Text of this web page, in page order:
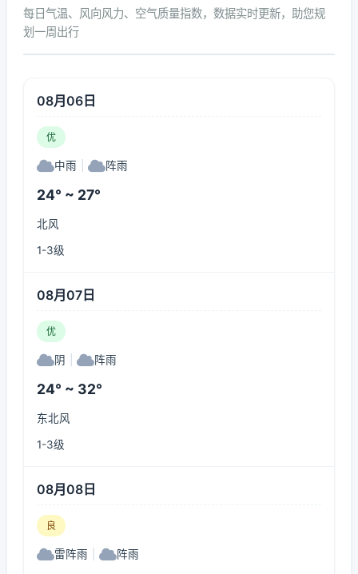
每日气温、风向风力、空气质量指数，数据实时更新，助您规
划一周出行
08月06日
优
中雨 阵雨
24° ~ 27°
北风
1-3级
08月07日
优
阴 阵雨
24° ~ 32°
东北风
1-3级
08月08日
良
雷阵雨 阵雨